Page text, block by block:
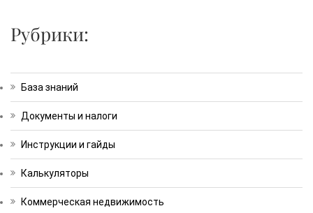
Рубрики:
База знаний
Документы и налоги
Инструкции и гайды
Калькуляторы
Коммерческая недвижимость